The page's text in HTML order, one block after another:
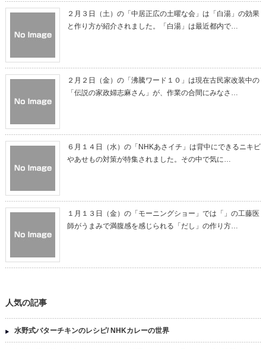
２月３日（土）の「中居正広の土曜な会」は「白湯」の効果
と作り方が紹介されました。「白湯」は最近都内で…
２月２日（金）の「沸騰ワード１０」は現在古民家改装中の
「伝説の家政婦志麻さん」が、作業の合間にみなさ…
６月１４日（水）の「NHKあさイチ」は背中にできるニキビ
やあせもの対策が特集されました。その中で気に…
１月１３日（金）の「モーニングショー」では「」の工藤医
師がうまみで満腹感を感じられる「だし」の作り方…
人気の記事
水野式バターチキンのレシピ/ NHKカレーの世界